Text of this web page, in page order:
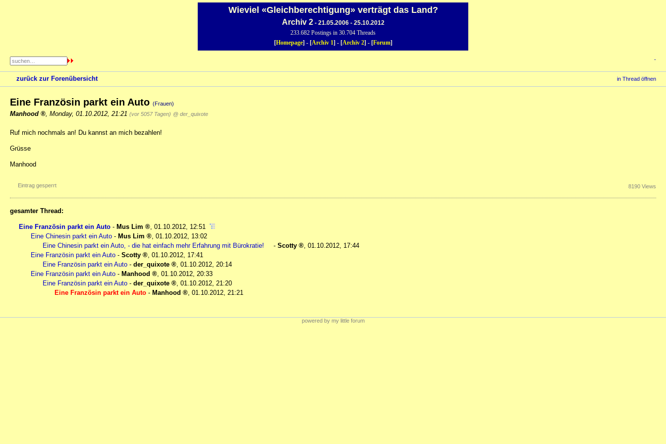
Wieviel «Gleichberechtigung» verträgt das Land?
Archiv 2- 21.05.2006 - 25.10.2012
233.682 Postings in 30.704 Threads
[Homepage] - [Archiv 1] - [Archiv 2] - [Forum]
-
zurück zur Forenübersicht in Thread öffnen
Eine Französin parkt ein Auto (Frauen)
Manhood Monday, 01.10.2012, 21:21 (vor 5057 Tagen) @ der_quixote
Ruf mich nochmals an! Du kannst an mich bezahlen!
Grüsse
Manhood
Eintrag gesperrt 8190 Views
gesamter Thread:
Eine Französin parkt ein Auto - Mus Lim , 01.10.2012, 12:51
Eine Chinesin parkt ein Auto - Mus Lim , 01.10.2012, 13:02
Eine Chinesin parkt ein Auto, - die hat einfach mehr Erfahrung mit Bürokratie!
- Scotty , 01.10.2012, 17:44
Eine Französin parkt ein Auto - Scotty , 01.10.2012, 17:41
Eine Französin parkt ein Auto - der_quixote , 01.10.2012, 20:14
Eine Französin parkt ein Auto - Manhood , 01.10.2012, 20:33
Eine Französin parkt ein Auto - der_quixote , 01.10.2012, 21:20
Eine Französin parkt ein Auto - Manhood , 01.10.2012, 21:21
powered by my little forum